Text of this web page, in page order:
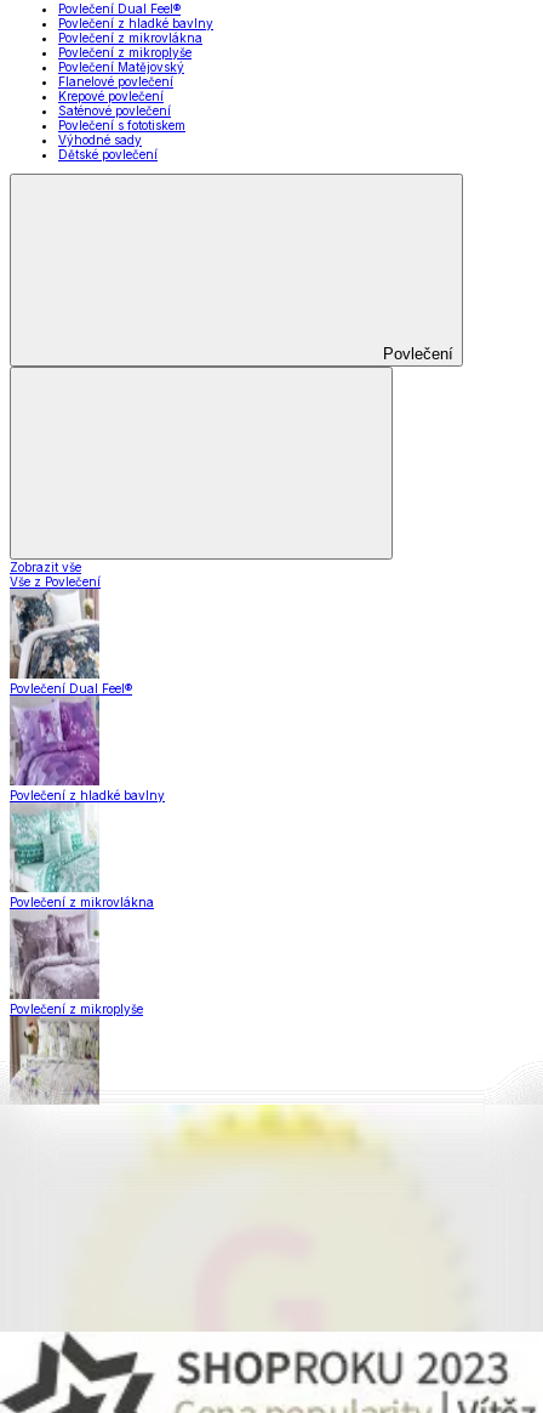
Povlečení Dual Feel®
Povlečení z hladké bavlny
Povlečení z mikrovlákna
Povlečení z mikroplyše
Povlečení Matějovský
Flanelové povlečení
Krepové povlečení
Saténové povlečení
Povlečení s fototiskem
Výhodné sady
Dětské povlečení
Povlečení
Zobrazit vše
Vše z Povlečení
Povlečení Dual Feel®
Povlečení z hladké bavlny
Povlečení z mikrovlákna
Povlečení z mikroplyše
Krepové povlečení